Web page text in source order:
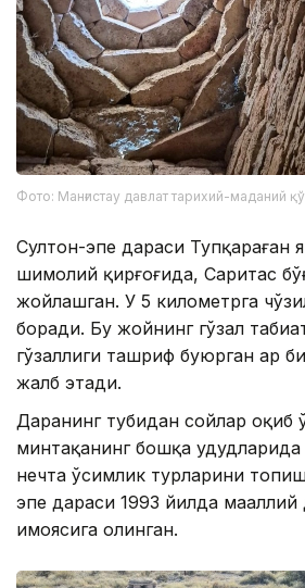
Фото: Манғистау давлат тарихий-маданий
Султон-эпе дараси Тупқараған
шимолий қирғоғида, Саритас
жойлашган. У 5 километрга
боради. Бу жойнинг гўзал
гўзаллиги ташриф буюрган ҳар
жалб этади.
Даранинг тубидан сойлар оқиб
минтақанинг бошқа
нечта ўсимлик турларини
эпе дараси 1993 йилда
ҳимоясига олинган.